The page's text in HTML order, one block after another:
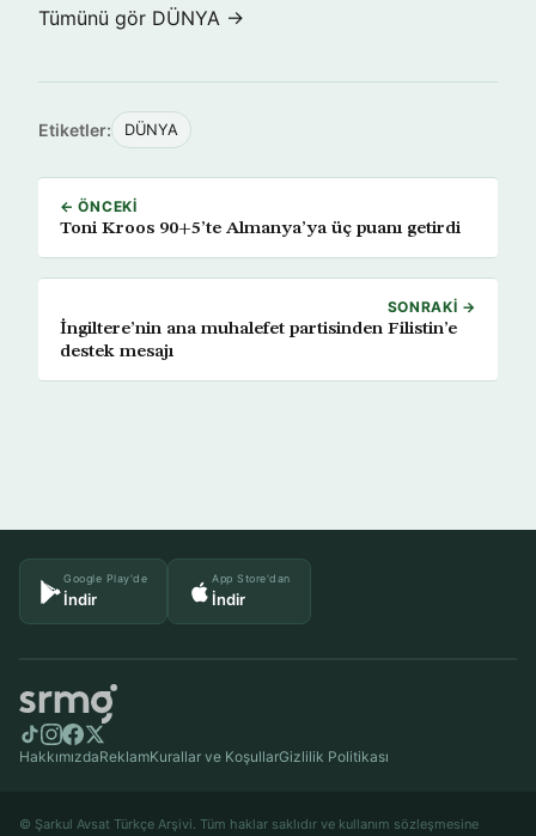
Tümünü gör DÜNYA →
Etiketler: DÜNYA
← ÖNCEKI
Toni Kroos 90+5’te Almanya’ya üç puanı getirdi
SONRAKI →
İngiltere’nin ana muhalefet partisinden Filistin’e
destek mesajı
Google Play'de
İndir
App Store'dan
İndir
HakkımızdaReklamKurallar ve KoşullarGizlilik Politikası
© Şarkul Avsat Türkçe Arşivi. Tüm haklar saklıdır ve kullanım sözleşmesine